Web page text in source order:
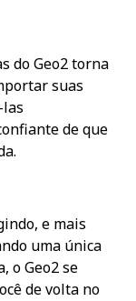
do Geo2 torna
suas
de que
e mais
uma única
o Geo2 se
de volta no